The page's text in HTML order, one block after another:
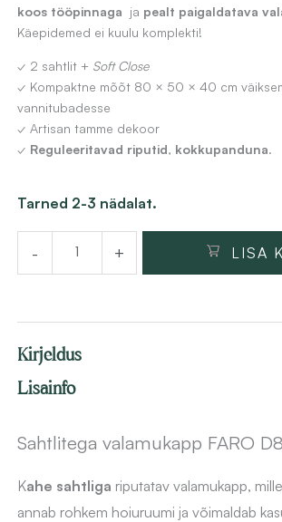
koos tööpinnaga ja pealt paigaldatava
Käepidemed ei kuulu komplekti!
✓ 2 sahtlit + Soft Close
✓ Kompaktne mõõt 80 × 50 × 40 cm
vannitubadesse
✓ Artisan tamme dekoor
✓ Reguleeritavad riputid, kokkupanduna.
Tarned 2-3 nädalat.
-
Sahtlitega
valamukapp
FARO
dekoor,
80
seinale
kogus
+ LISA
Kirjeldus
Lisainfo
Sahtlitega valamukapp FARO
Kahe sahtliga riputatav valamukapp, mille
annab rohkem hoiuruumi ja võimaldab